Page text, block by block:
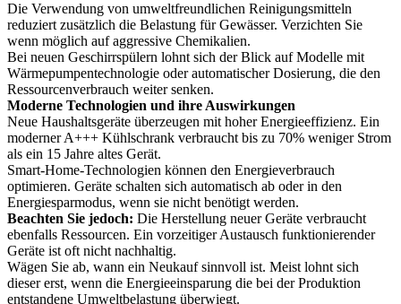
Die Verwendung von umweltfreundlichen Reinigungsmitteln
reduziert zusätzlich die Belastung für Gewässer. Verzichten Sie
wenn möglich auf aggressive Chemikalien.
Bei neuen Geschirrspülern lohnt sich der Blick auf Modelle mit
Wärmepumpentechnologie oder automatischer Dosierung, die den
Ressourcenverbrauch weiter senken.
Moderne Technologien und ihre Auswirkungen
Neue Haushaltsgeräte überzeugen mit hoher Energieeffizienz. Ein
moderner A+++ Kühlschrank verbraucht bis zu 70% weniger Strom
als ein 15 Jahre altes Gerät.
Smart-Home-Technologien können den Energieverbrauch
optimieren. Geräte schalten sich automatisch ab oder in den
Energiesparmodus, wenn sie nicht benötigt werden.
Beachten Sie jedoch: Die Herstellung neuer Geräte verbraucht
ebenfalls Ressourcen. Ein vorzeitiger Austausch funktionierender
Geräte ist oft nicht nachhaltig.
Wägen Sie ab, wann ein Neukauf sinnvoll ist. Meist lohnt sich
dieser erst, wenn die Energieeinsparung die bei der Produktion
entstandene Umweltbelastung überwiegt.